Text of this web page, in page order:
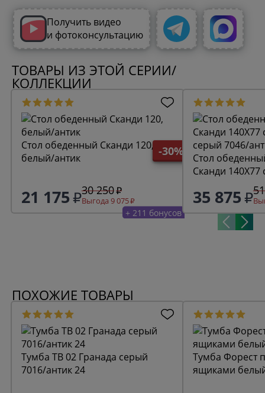
Получить видео
и фотоконсультацию
ТОВАРЫ ИЗ ЭТОЙ СЕРИИ/
КОЛЛЕКЦИИ
-30%
Стол обеденный Сканди 120,
белый/антик
21 175 30 250
Выгода 9 075
+ 211 бонусов
Стол
Сканди 140Х77
серый 7046/
35 875
ПОХОЖИЕ ТОВАРЫ
Тумба ТВ 02 Гранада серый
7016/антик 24
Тумба Форест
ящиками